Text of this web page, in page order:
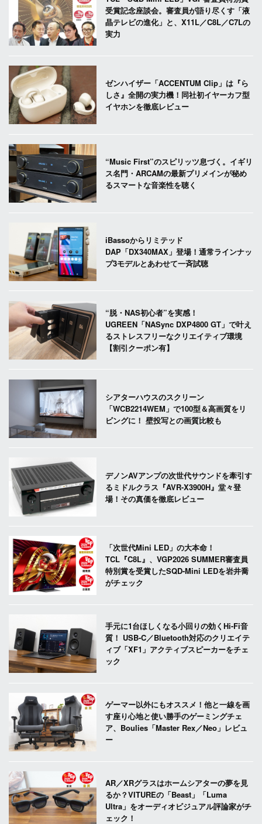
受賞記念座談会。審査員が語り尽くす「液
晶テレビの進化」と、X11L／C8L／C7Lの
実力
ゼンハイザー「ACCENTUM Clip」は『ら
しさ』全開の実力機！同社初イヤーカフ型
イヤホンを徹底レビュー
“Music First”のスピリッツ息づく。イギリ
ス名門・ARCAMの最新プリメインが秘め
るスマートな音楽性を聴く
iBassoからリミテッド
DAP「DX340MAX」登場！通常ラインナッ
プ3モデルとあわせて一斉試聴
“脱・NAS初心者”を実感！
UGREEN「NASync DXP4800 GT」で叶え
るストレスフリーなクリエイティブ環境
【割引クーポン有】
シアターハウスのスクリーン
「WCB2214WEM」で100型＆高画質をリ
ビングに！ 壁投写との画質比較も
デノンAVアンプの次世代サウンドを牽引す
るミドルクラス『AVR-X3900H』堂々登
場！その真価を徹底レビュー
「次世代Mini LED」の大本命！
TCL『C8L』、VGP2026 SUMMER審査員
特別賞を受賞したSQD-Mini LEDを岩井喬
がチェック
手元に1台ほしくなる小回りの効くHi-Fi音
質！ USB-C／Bluetooth対応のクリエイテ
ィブ「XF1」アクティブスピーカーをチェ
ック
ゲーマー以外にもオススメ！他と一線を画
す座り心地と使い勝手のゲーミングチェ
ア、Boulies「Master Rex／Neo」レビュ
ー
AR／XRグラスはホームシアターの夢を見
るか？VITUREの「Beast」「Luma
Ultra」をオーディオビジュアル評論家がチ
ェック！